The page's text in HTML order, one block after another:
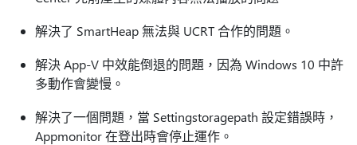
解決了 SmartHeap 無法與 UCRT 合作的問題。
解決 App-V 中效能倒退的問題，因為 Windows 10 中許
多動作會變慢。
解決了一個問題，當 Settingstoragepath 設定錯誤時，
Appmonitor 在登出時會停止運作。